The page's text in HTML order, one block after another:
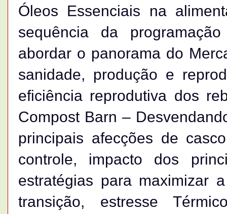
Óleos Essenciais na
sequência da
abordar o panorama do
sanidade, produção e
eficiência reprodutiva dos
Compost Barn –
principais afecções de
controle, impacto dos
estratégias para maximizar
transição, estresse